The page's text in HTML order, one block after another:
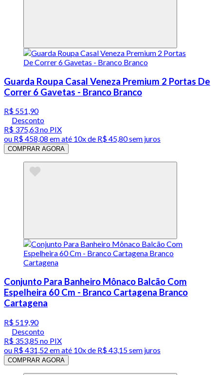
Guarda Roupa Casal Veneza Premium 2 Portas De
Correr 6 Gavetas - Branco Branco
R$ 551,90
Desconto
R$ 375,63no PIX
ou R$ 458,08 em até 10x de R$ 45,80 sem juros
COMPRAR AGORA
Conjunto Para Banheiro Mônaco Balcão Com
Espelheira 60 Cm - Branco Cartagena Branco
Cartagena
R$ 519,90
Desconto
R$ 353,85no PIX
ou R$ 431,52 em até 10x de R$ 43,15 sem juros
COMPRAR AGORA